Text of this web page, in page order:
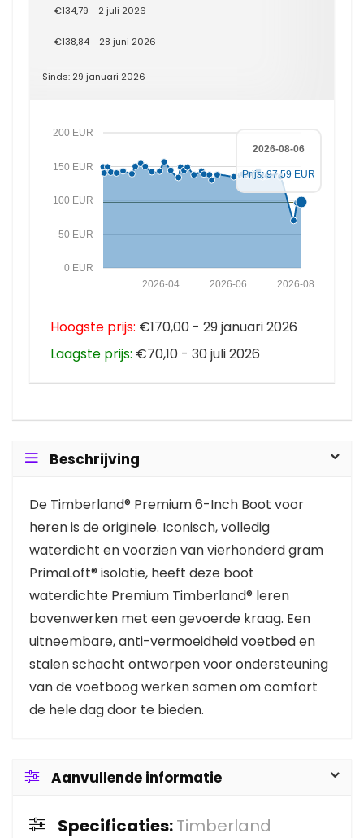
€134,79 - 2 juli 2026
€138,84 - 28 juni 2026
Sinds: 29 januari 2026
0 EUR
50 EUR
100 EUR
150 EUR
200 EUR
2026-08
2026-06
2026-04
2026-08-06
Prijs: 97.59 EUR
Hoogste prijs: €170,00 - 29 januari 2026
Laagste prijs: €70,10 - 30 juli 2026
Beschrijving
De Timberland® Premium 6-Inch Boot voor
heren is de originele. Iconisch, volledig
waterdicht en voorzien van vierhonderd gram
PrimaLoft® isolatie, heeft deze boot
waterdichte Premium Timberland® leren
bovenwerken met een gevoerde kraag. Een
uitneembare, anti-vermoeidheid voetbed en
stalen schacht ontworpen voor ondersteuning
van de voetboog werken samen om comfort
de hele dag door te bieden.
Aanvullende informatie
Specificaties:Timberland